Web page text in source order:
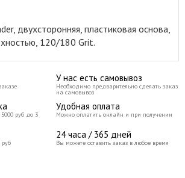
двухсторонняя, пластиковая основа,
120/180 Grit.
У нас есть самовывоз
Необходимо предварительно сделать заказ
на самовывоз
руб до 3
Удобная оплата
Можно оплатить онлайн и при получении
24 часа / 365 дней
Вы можете оставить заказ в любое время